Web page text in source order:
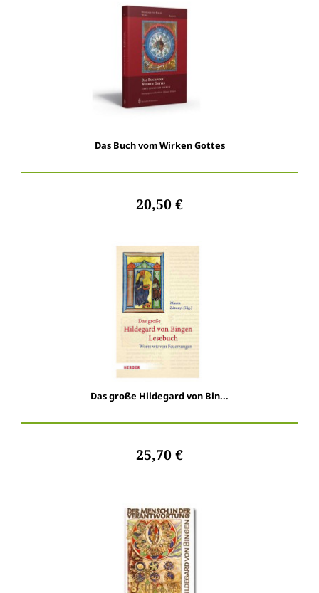
Das Buch vom Wirken Gottes
20,50 €
Das große Hildegard von Bin...
25,70 €